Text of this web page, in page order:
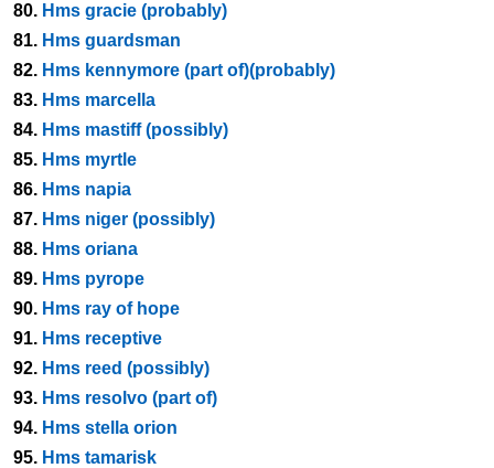
80. Hms gracie (probably)
81. Hms guardsman
82. Hms kennymore (part of)(probably)
83. Hms marcella
84. Hms mastiff (possibly)
85. Hms myrtle
86. Hms napia
87. Hms niger (possibly)
88. Hms oriana
89. Hms pyrope
90. Hms ray of hope
91. Hms receptive
92. Hms reed (possibly)
93. Hms resolvo (part of)
94. Hms stella orion
95. Hms tamarisk